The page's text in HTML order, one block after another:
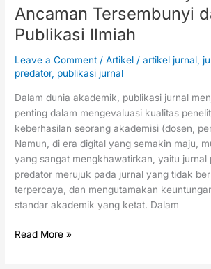
Ancaman Tersembunyi
Publikasi Ilmiah
Leave a Comment /Artikel /artikel jurnal
predator, publikasi jurnal
Dalam dunia akademik, publikasi jurnal
penting dalam mengevaluasi kualitas
keberhasilan seorang akademisi (dosen,
Namun, di era digital yang semakin maju,
yang sangat mengkhawatirkan, yaitu jurnal
predator merujuk pada jurnal yang tidak
terpercaya, dan mengutamakan
standar akademik yang ketat. Dalam
Read More »